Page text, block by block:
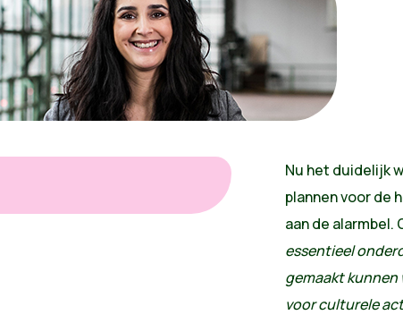
Nu het duidelijk
plannen voor de
aan de
essentieel
gemaakt
voor culturele